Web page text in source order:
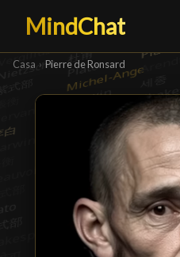
MindChat
Casa › Pierre de Ronsard